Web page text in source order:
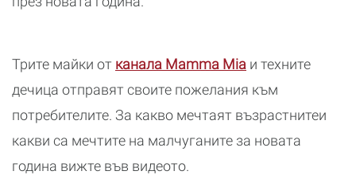
Трите майки от канала Mamma Mia и техните
дечица отправят своите пожелания към
потребителите. За какво мечтаят възрастнитеи
какви са мечтите на малчуганите за новата
година вижте във видеото.